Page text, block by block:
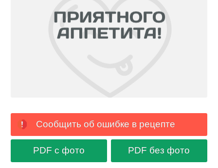
Сообщить об ошибке в рецепте
PDF с фото PDF без фото